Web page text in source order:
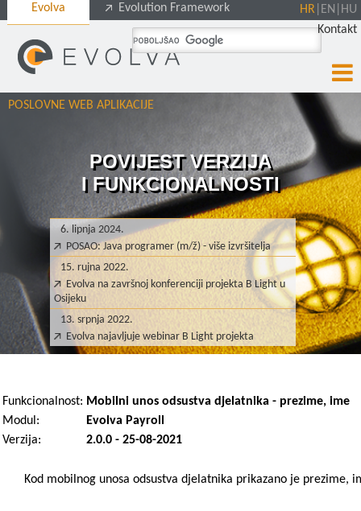
Evolva Evolution Framework HR EN
HU
Kontakt
POSLOVNE WEB APLIKACIJE
POVIJEST VERZIJA
I FUNKCIONALNOSTI
6. lipnja 2024.
POSAO: Java programer (m/ž) - više izvršitelja
15. rujna 2022.
Evolva na završnoj konferenciji projekta B Light u
Osijeku
13. srpnja 2022.
Evolva najavljuje webinar B Light projekta
Funkcionalnost: Mobilni unos odsustva djelatnika - prezime, ime
Modul:
Evolva Payroll
Verzija:
2.0.0 - 25-08-2021
Kod mobilnog unosa odsustva djelatnika prikazano je prezime,